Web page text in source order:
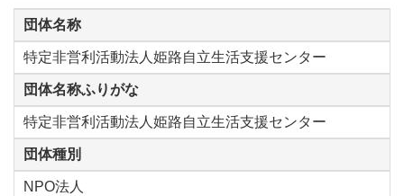
団体名称
特定非営利活動法人姫路自立生活支援センター
団体名称ふりがな
特定非営利活動法人姫路自立生活支援センター
団体種別
NPO法人